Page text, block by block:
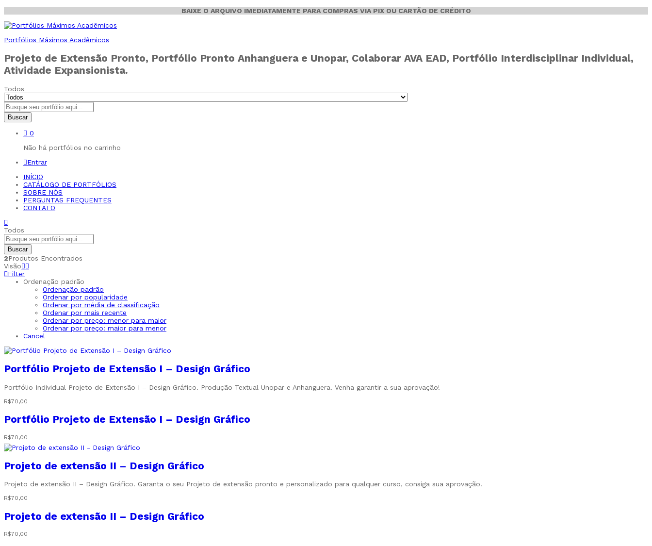
BAIXE O ARQUIVO IMEDIATAMENTE PARA COMPRAS VIA PIX OU CARTÃO DE CRÉDITO
Portfólios Máximos Acadêmicos
Projeto de Extensão Pronto, Portfólio Pronto Anhanguera e Unopar, Colaborar AVA EAD, Portfólio Interdisciplinar Individual,
Atividade Expansionista.
Todos
Buscar
0
Não há portfólios no carrinho
Entrar
INÍCIO
CATÁLOGO DE PORTFÓLIOS
SOBRE NÓS
PERGUNTAS FREQUENTES
CONTATO
Todos
Buscar
2Produtos Encontrados
Visão
Filter
Ordenação padrão
Ordenação padrão
Ordenar por popularidade
Ordenar por média de classificação
Ordenar por mais recente
Ordenar por preço: menor para maior
Ordenar por preço: maior para menor
Cancel
Portfólio Projeto de Extensão I – Design Gráfico
Portfólio Individual Projeto de Extensão I – Design Gráfico. Produção Textual Unopar e Anhanguera. Venha garantir a sua aprovação!
R$70,00
Portfólio Projeto de Extensão I – Design Gráfico
R$70,00
Projeto de extensão II – Design Gráfico
Projeto de extensão II – Design Gráfico. Garanta o seu Projeto de extensão pronto e personalizado para qualquer curso, consiga sua aprovação!
R$70,00
Projeto de extensão II – Design Gráfico
R$70,00